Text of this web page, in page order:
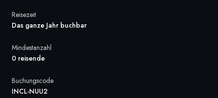
Dänemark
Norwegen
Reisezeit
Das ganze Jahr buchbar
Mindestanzahl
0 reisende
Buchungscode
INCL-NUU2